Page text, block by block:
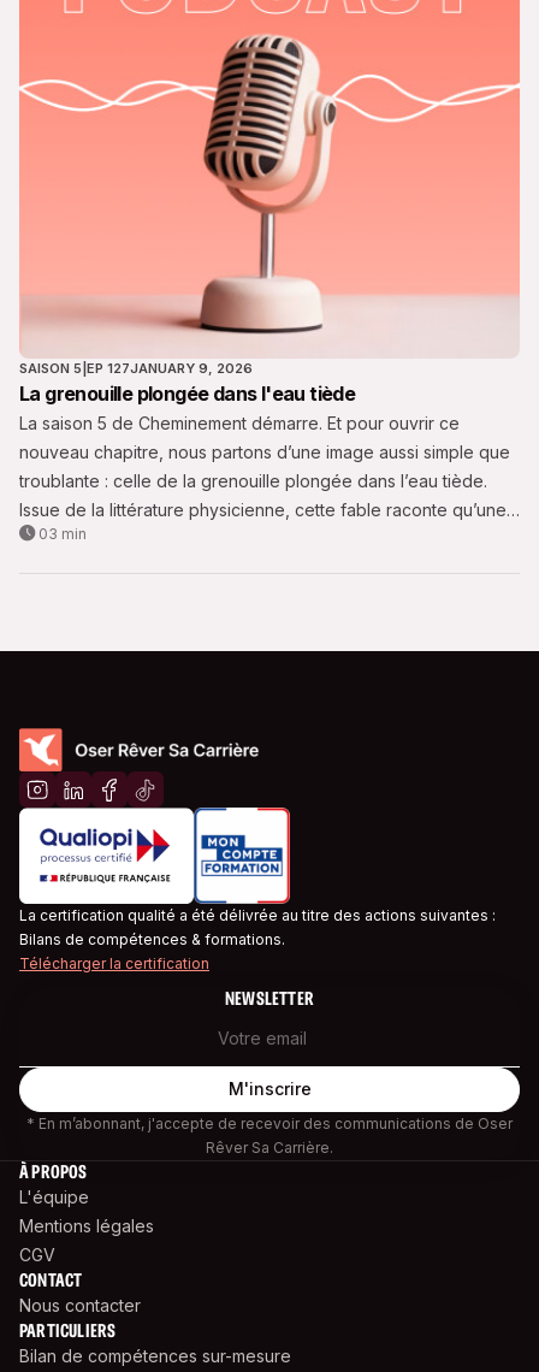
SAISON 5 EP 127JANUARY 9, 2026
La grenouille plongée dans l'eau tiède
La saison 5 de Cheminement démarre. Et pour ouvrir ce
nouveau chapitre, nous partons d’une image aussi simple que
troublante : celle de la grenouille plongée dans l’eau tiède.
Issue de la littérature physicienne, cette fable raconte qu’une
grenouille placée dans une eau qui chauffe très
l’on tolère… parfois trop longtemps.
03 min
La certification qualité a été délivrée au titre des actions suivantes :
Bilans de compétences & formations.
Télécharger la certification
NEWSLETTER
* En m’abonnant, j'accepte de recevoir des communications de Oser
Rêver Sa Carrière.
À PROPOS
L'équipe
Mentions légales
CGV
CONTACT
Nous contacter
PARTICULIERS
Bilan de compétences sur-mesure